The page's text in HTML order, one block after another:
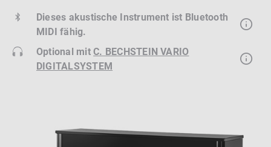
Dieses akustische Instrument ist Bluetooth
MIDI fähig.
Optional mitC. BECHSTEIN VARIO
DIGITALSYSTEM